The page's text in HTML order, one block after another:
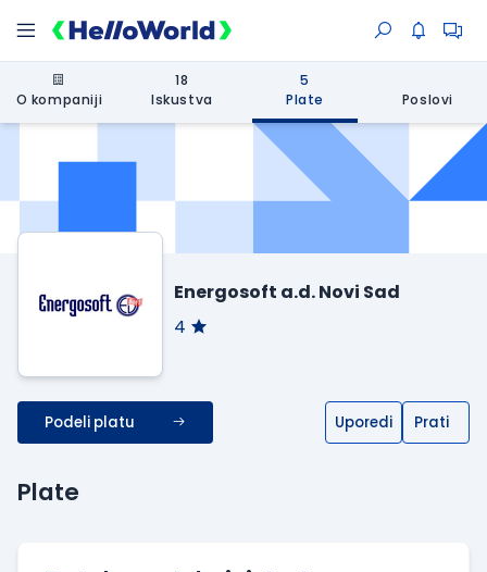
O kompaniji
18
Iskustva
5
Plate
Poslovi
Energosoft a.d. Novi Sad
4
Podeli platu Uporedi Prati
Plate